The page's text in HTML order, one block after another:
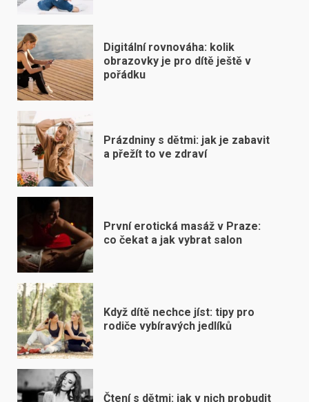
Digitální rovnováha: kolik
obrazovky je pro dítě ještě v
pořádku
Prázdniny s dětmi: jak je zabavit
a přežít to ve zdraví
První erotická masáž v Praze:
co čekat a jak vybrat salon
Když dítě nechce jíst: tipy pro
rodiče vybíravých jedlíků
Čtení s dětmi: jak v nich probudit